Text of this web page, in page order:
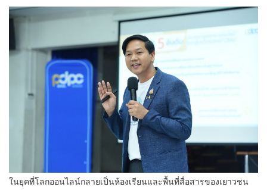
ในยุคที่โลกออนไลน์กลายเป็นห้องเรียนและพื้นที่สื่อสารของเยาวชน